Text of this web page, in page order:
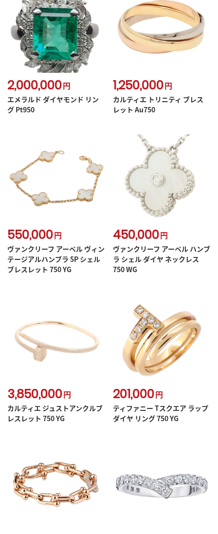
2,000,000円
エメラルド ダイヤモンド リン
グ Pt950
1,250,000円
カルティエ トリニティ ブレス
レット Au750
550,000円
ヴァンクリーフ アーペル ヴィン
テージアルハンブラ 5P シェル
ブレスレット 750 YG
450,000円
ヴァンクリーフ アーペル ハンブ
ラ シェル ダイヤ ネックレス
750 WG
3,850,000円
カルティエ ジュストアンクルブ
レスレット 750 YG
201,000円
ティファニー Tスクエア ラップ
ダイヤ リング 750 YG